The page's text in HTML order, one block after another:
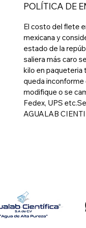
POLÍTICA DE
El costo del flete
mexicana y
estado de la
saliera más caro
kilo en paqueteria
queda
modifique o se
Fedex, UPS
AGUALAB